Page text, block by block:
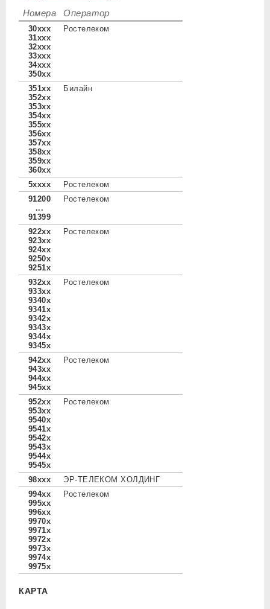
Номера Оператор
30xxx
31xxx
32xxx
33xxx
34xxx
350xx
Ростелеком
351xx
352xx
353xx
354xx
355xx
356xx
357xx
358xx
359xx
360xx
Билайн
5xxxx
Ростелеком
91200
...
91399
Ростелеком
922xx
923xx
924xx
9250x
9251x
Ростелеком
932xx
933xx
9340x
9341x
9342x
9343x
9344x
9345x
Ростелеком
942xx
943xx
944xx
945xx
Ростелеком
952xx
953xx
9540x
9541x
9542x
9543x
9544x
9545x
Ростелеком
98xxx
ЭР-ТЕЛЕКОМ ХОЛДИНГ
994xx
995xx
996xx
9970x
9971x
9972x
9973x
9974x
9975x
Ростелеком
КАРТА